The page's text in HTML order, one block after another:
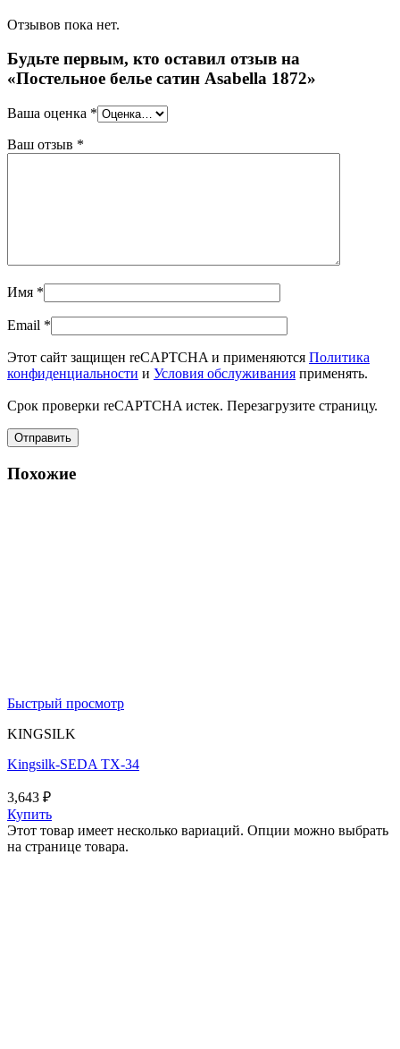
Отзывов пока нет.
Будьте первым, кто оставил отзыв на
«Постельное белье сатин Asabella 1872»
Ваша оценка *
Ваш отзыв *
Имя *
Email *
Этот сайт защищен reCAPTCHA и применяются Политика
конфиденциальности и Условия обслуживания применять.
Срок проверки reCAPTCHA истек. Перезагрузите страницу.
Похожие
Быстрый просмотр
KINGSILK
Kingsilk-SEDA TX-34
3,643 ₽
Купить
Этот товар имеет несколько вариаций. Опции можно выбрать
на странице товара.